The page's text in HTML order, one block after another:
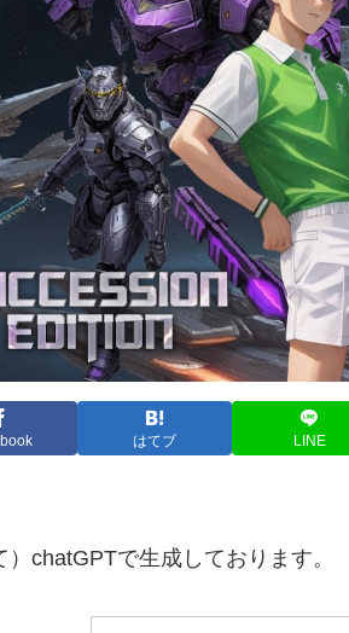
はてブ LINE
chatGPTで生成しております。